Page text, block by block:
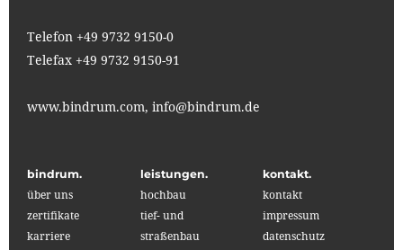
Telefon +49 9732 9150-0
Telefax +49 9732 9150-91
www.bindrum.com, info@bindrum.de
bindrum.
über uns
zertifikate
karriere
leistungen.
hochbau
tief- und
straßenbau
kontakt.
kontakt
impressum
datenschutz